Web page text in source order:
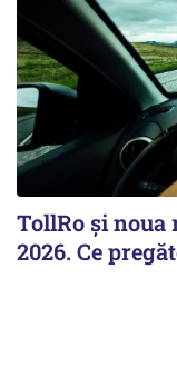
TollRo şi noua
2026. Ce